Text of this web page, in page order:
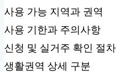
사용 가능 지역과 권역
사용 기한과 주의사항
신청 및 실거주 확인 절차
생활권역 상세 구분